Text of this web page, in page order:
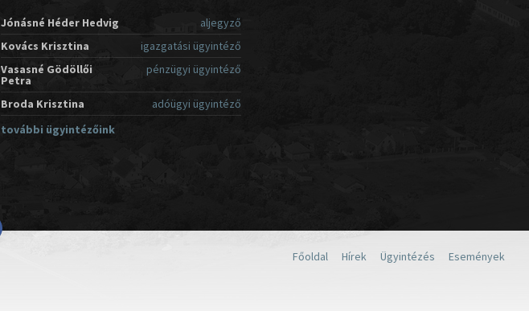
Jónásné Héder Hedvig
aljegyző
Kovács Krisztina
igazgatási ügyintéző
Vasasné Gödöllői
Petra
pénzügyi ügyintéző
Broda Krisztina
adóügyi ügyintéző
további ügyintézőink
Főoldal Hírek Ügyintézés Események